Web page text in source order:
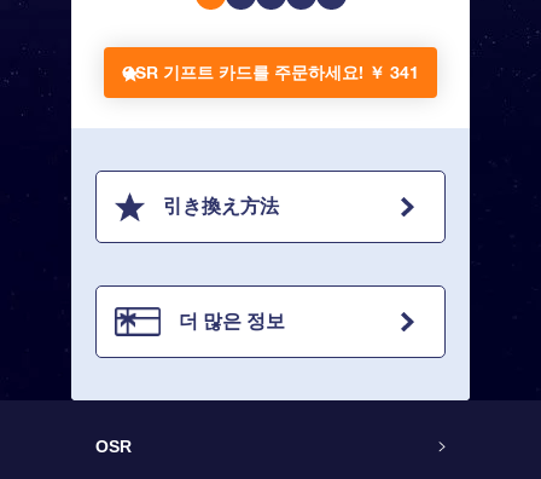
OSR 기프트 카드를 주문하세요! ￥ 341
引き換え方法
더 많은 정보
OSR